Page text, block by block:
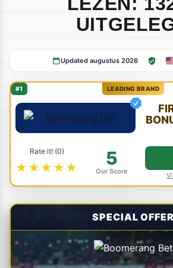
Updated augustus 2026
#1 LEADING BRAND
Rate it! (0)
★★★★★ 5
Our Score
SPECIAL OFFER